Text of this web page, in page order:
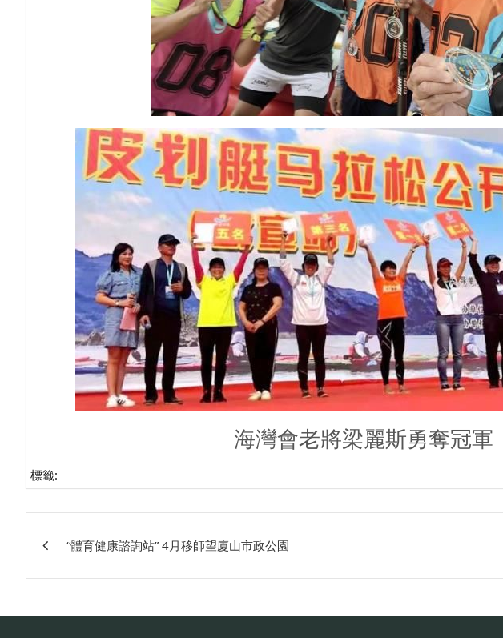
海灣會老將梁麗斯勇奪冠軍
標籤:
章
關
“體育健康諮詢站” 4月移師望廈山市政公園